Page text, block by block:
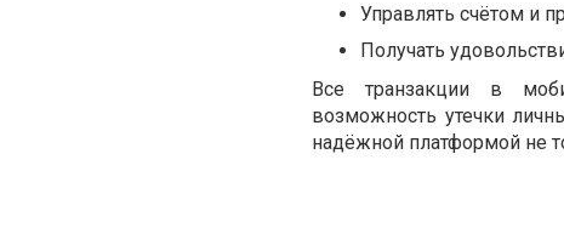
Управлять счётом и
Получать
Все транзакции в
возможность утечки
надёжной платформой не